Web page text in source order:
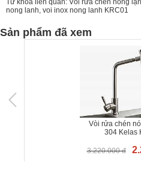
nong lanh voi inox nong lanh KRC01
Sản phẩm đã xem
Vòi rửa chén
304 Kelas
3.220.000 đ